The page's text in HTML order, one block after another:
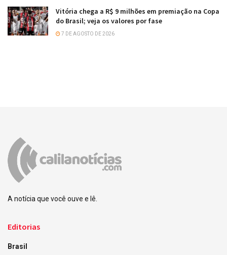
Vitória chega a R$ 9 milhões em premiação na Copa
do Brasil; veja os valores por fase
7 DE AGOSTO DE 2026
A notícia que você ouve e lê.
Editorias
Brasil